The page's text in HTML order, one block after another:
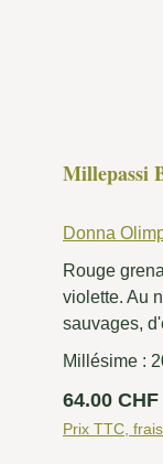
Millepassi
Donna
Rouge
violette. Au
sauvages,
de cacao.
Millésime :
Prix régulier
64.00 CHF
Prix TTC,